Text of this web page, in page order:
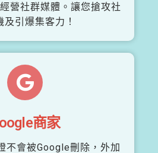
營社群媒體。讓您搶攻社
及引爆集客力！
商家
不會被Google刪除，外加